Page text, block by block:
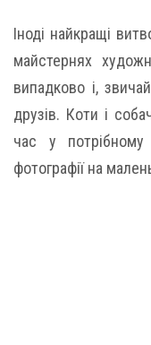
Іноді найкращі
майстернях
випадково і,
друзів. Коти і
час у потрібному
фотографії на